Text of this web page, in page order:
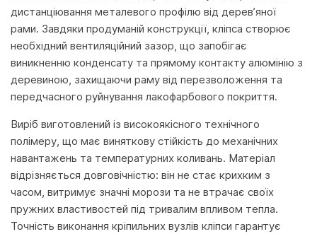
дистанціювання металевого профілю від дерев’яної
рами. Завдяки продуманій конструкції, кліпса створює
необхідний вентиляційний зазор, що запобігає
виникненню конденсату та прямому контакту алюмінію з
деревиною, захищаючи раму від перезволоження та
передчасного руйнування лакофарбового покриття.
Виріб виготовлений із високоякісного технічного
полімеру, що має виняткову стійкість до механічних
навантажень та температурних коливань. Матеріал
відрізняється довговічністю: він не стає крихким з
часом, витримує значні морози та не втрачає своїх
пружних властивостей під тривалим впливом тепла.
Точність виконання кріпильних вузлів кліпси гарантує